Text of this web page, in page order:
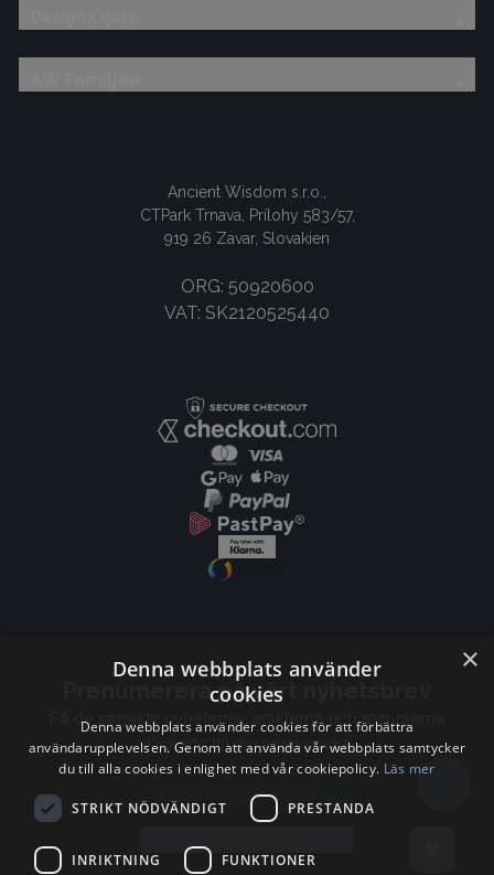
Ancient Wisdom s.r.o.,
CTPark Trnava, Prílohy 583/57,
919 26 Zavar, Slovakien
ORG: 50920600
VAT: SK2120525440
Prenumerera på vårt nyhetsbrev
Få de senaste nyheterna, artiklarna och resurserna
skickade till dig varje vecka.
×
Denna webbplats använder
cookies
Denna webbplats använder cookies för att förbättra
användarupplevelsen. Genom att använda vår webbplats samtycker
du till alla cookies i enlighet med vår cookiepolicy. Läs mer
STRIKT NÖDVÄNDIGT PRESTANDA
INRIKTNING FUNKTIONER